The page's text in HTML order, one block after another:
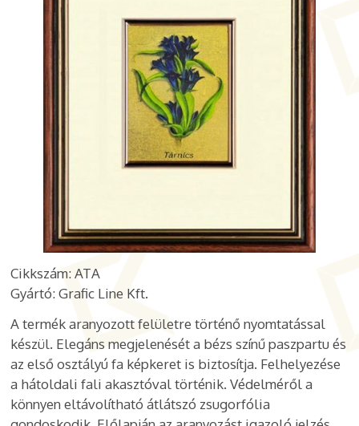
Cikkszám: ATA
Gyártó: Grafic Line Kft.
A termék aranyozott felületre történő nyomtatással
készül. Elegáns megjelenését a bézs színű paszpartu és
az első osztályú fa képkeret is biztosítja. Felhelyezése
a hátoldali fali akasztóval történik. Védelméről a
könnyen eltávolítható átlátszó zsugorfólia